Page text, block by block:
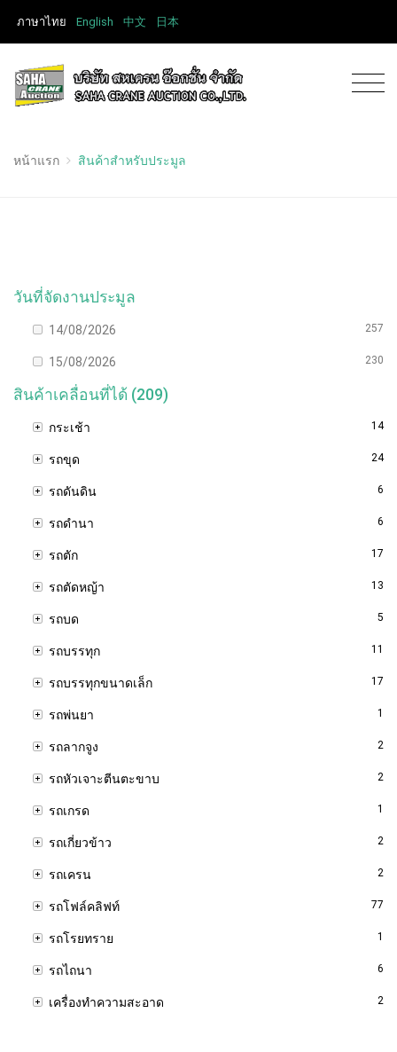
ภาษาไทย English 中文 日本
หน้าแรก สินค้าสำหรับประมูล
วันที่จัดงานประมูล
14/08/2026 257
15/08/2026 230
สินค้าเคลื่อนที่ได้ (209)
กระเช้า 14
รถขุด 24
รถดันดิน 6
รถดำนา 6
รถตัก 17
รถตัดหญ้า 13
รถบด 5
รถบรรทุก 11
รถบรรทุกขนาดเล็ก 17
รถพ่นยา 1
รถลากจูง 2
รถหัวเจาะตีนตะขาบ 2
รถเกรด 1
รถเกี่ยวข้าว 2
รถเครน 2
รถโฟล์คลิฟท์ 77
รถโรยทราย 1
รถไถนา 6
เครื่องทำความสะอาด 2